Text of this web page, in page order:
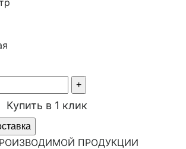
Купить в 1 клик
ПРОДУКЦИИ